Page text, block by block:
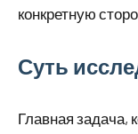
конкретную
Суть
Главная задача,